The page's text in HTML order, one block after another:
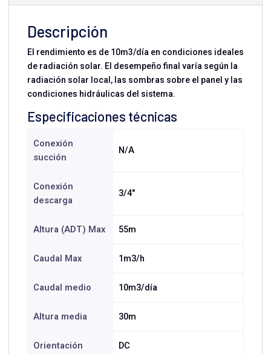
Descripción
El rendimiento es de 10m3/día en condiciones ideales
de radiación solar. El desempeño final varía según la
radiación solar local, las sombras sobre el panel y las
condiciones hidráulicas del sistema.
Especificaciones técnicas
Conexión
succión
N/A
Conexión
descarga
3/4"
Altura (ADT) Max 55m
Caudal Max 1m3/h
Caudal medio 10m3/día
Altura media 30m
Orientación DC